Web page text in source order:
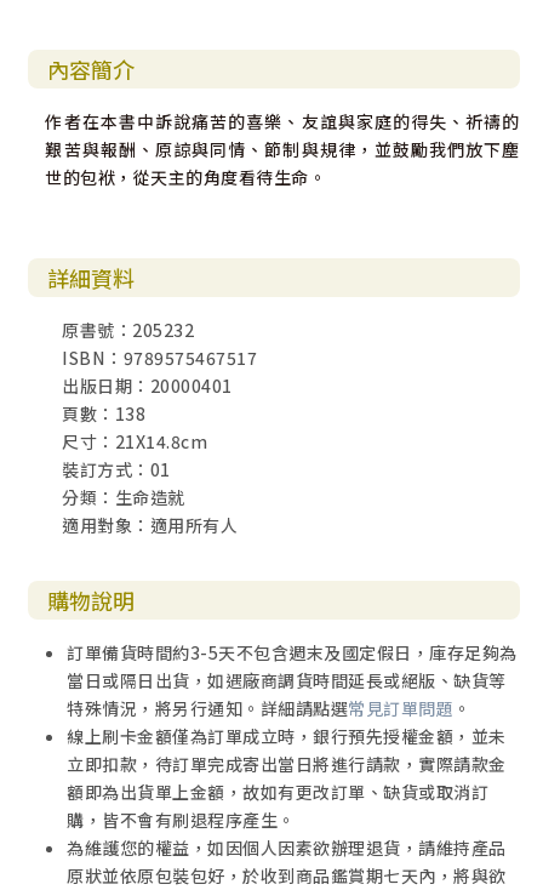
內容簡介
作者在本書中訴說痛苦的喜樂、友誼與家庭的得失、祈禱的
艱苦與報酬、原諒與同情、節制與規律，並鼓勵我們放下塵
世的包袱，從天主的角度看待生命。
詳細資料
原書號：205232
ISBN：9789575467517
出版日期：20000401
頁數：138
尺寸：21X14.8cm
裝訂方式：01
分類：生命造就
適用對象：適用所有人
購物說明
訂單備貨時間約3-5天不包含週末及國定假日，庫存足夠為
當日或隔日出貨，如遇廠商調貨時間延長或絕版、缺貨等
特殊情況，將另行通知。詳細請點選常見訂單問題 。
線上刷卡金額僅為訂單成立時，銀行預先授權金額，並未
立即扣款，待訂單完成寄出當日將進行請款，實際請款金
額即為出貨單上金額，故如有更改訂單、缺貨或取消訂
購，皆不會有刷退程序產生。
為維護您的權益，如因個人因素欲辦理退貨，請維持產品
原狀並依原包裝包好，於收到商品鑑賞期七天內，將與欲